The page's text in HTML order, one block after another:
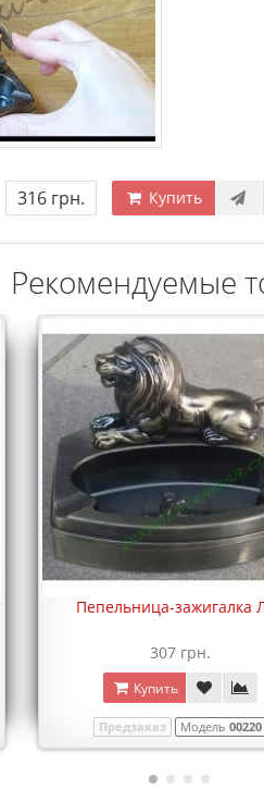
316 грн. Купить
Рекомендуемые
Пепельница-зажигалка
307 грн.
Купить
Предзаказ Модель 00220